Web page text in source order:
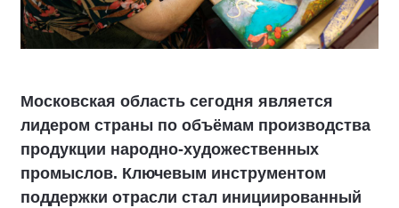
Московская область сегодня является
лидером страны по объёмам производства
продукции народно-художественных
промыслов. Ключевым инструментом
поддержки отрасли стал инициированный